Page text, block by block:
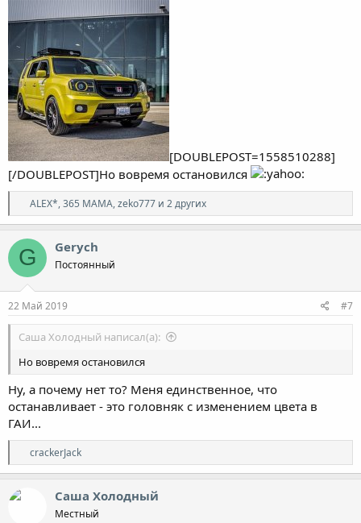
[DOUBLEPOST=1558510288]
[/DOUBLEPOST]Но вовремя остановился
Р
е
а
к
ц
и
и
:
ALEX*,365 МАМА,zeko777 и 2 других
G Gerych
Постоянный
22 Май 2019 #7
Саша Холодный написал(а):
Но вовремя остановился
Ну, а почему нет то? Меня единственное, что
останавливает - это головняк с изменением цвета в
ГАИ...
Р
е
а
crackerJack
Саша Холодный
Местный